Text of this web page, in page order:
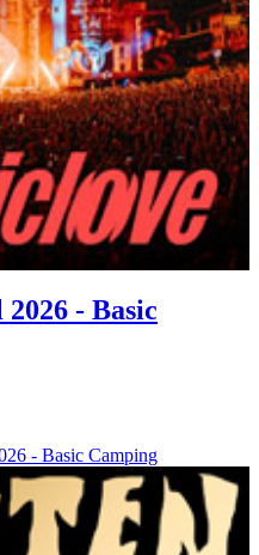
- Basic
- Basic Camping